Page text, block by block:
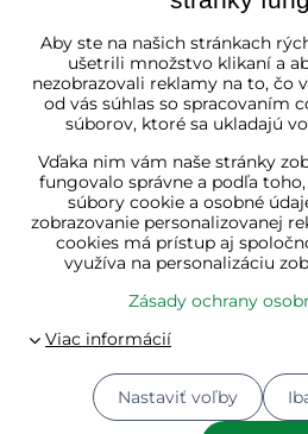
© 2026 Jurhan.com 💚 |
Aby ste na našich stránkach
ušetrili množstvo klikaní a
nezobrazovali reklamy na to, čo
od vás súhlas so spracovaním
súborov, ktoré sa ukladajú
Vďaka nim vám naše stránky
fungovalo správne a podľa
súbory cookie a osobné
zobrazovanie personalizovanej
cookies má prístup aj
využíva na personalizáciu
Zásady ochrany
Nastaviť voľby